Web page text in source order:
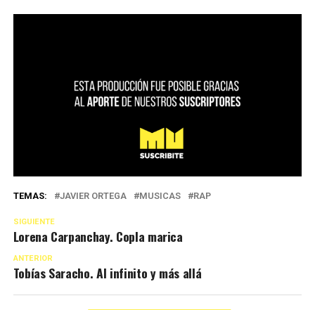
TEMAS: JAVIER ORTEGA MUSICAS RAP
SIGUIENTE
Lorena Carpanchay. Copla marica
ANTERIOR
Tobías Saracho. Al infinito y más allá